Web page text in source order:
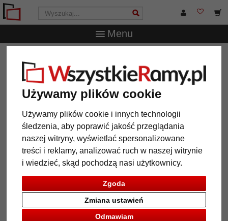
Używamy plików cookie
Używamy plików cookie i innych technologii
śledzenia, aby poprawić jakość przeglądania
naszej witryny, wyświetlać spersonalizowane
treści i reklamy, analizować ruch w naszej witrynie
i wiedzieć, skąd pochodzą nasi użytkownicy.
Zgoda
Odmawiam
Zmiana ustawień
Menu
Multiramka na 3 zdjęcia Uppsala, 25x50 cm - 13x18 cm
Multiramka na 3 zdjęcia Uppsala,
25x50 cm - 13x18 cm